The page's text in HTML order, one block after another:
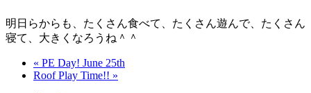
明日らからも、たくさん食べて、たくさん遊んで、たくさん
寝て、大きくなろうね＾＾
« PE Day! June 25th
Roof Play Time!! »